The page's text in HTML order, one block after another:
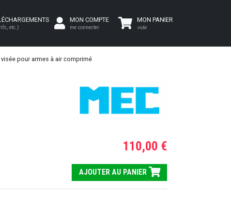
etc.)
MON COMPTE
me connecter
MON PANIER
vide
pour armes à air comprimé
110,00 €
AJOUTER AU PANIER